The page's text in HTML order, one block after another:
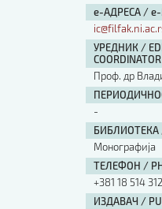
е-АДРЕСА / e-
УРЕДНИК /
COORDINATOR
Проф. др
-
БИБЛИОТЕКА
Монографија
ТЕЛЕФОН /
+381 18 514
ИЗДАВАЧ /